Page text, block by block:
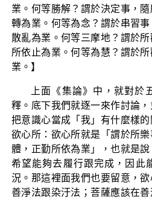
業。何等勝解？謂於決定事，隨
轉為業。何等為念？謂於串習
散亂為業。何等三摩地？謂於
所依止為業。何等為慧？謂於
業。】
上面《集論》中，就對於
釋。底下我們就逐一來作討論
把意識心當成「我」有什麼樣
欲心所：欲心所就是「謂於所
體，正勤所依為業」，也就是
希望能夠去履行跟完成，因此
況。那這裡面我們也要留意，
善淨法跟染汙法；菩薩應該在